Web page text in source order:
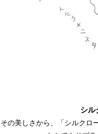
シル
その美しさから、「シルクロ